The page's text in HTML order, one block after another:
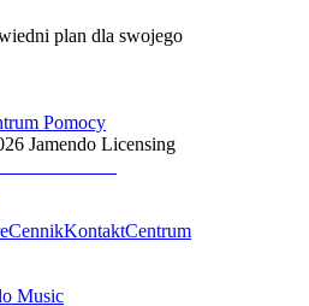
plan dla swojego
Pomocy
Jamendo Licensing
CennikKontaktCentrum
Music